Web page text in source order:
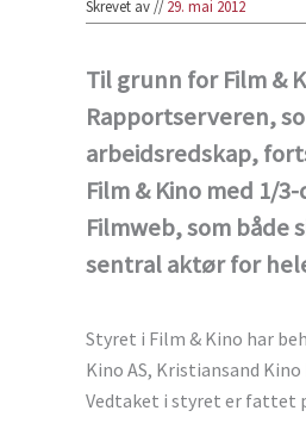
Skrevet av //29. mai 2012
Til grunn for Film &
Rapportserveren,
arbeidsredskap,
Film & Kino med 1/
Filmweb, som både
sentral aktør for
Styret i Film & Kino har
Kino AS, Kristiansand
Vedtaket i styret er fattet